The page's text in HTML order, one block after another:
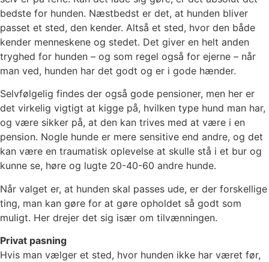
bedste for hunden. Næstbedst er det, at hunden bliver
passet et sted, den kender. Altså et sted, hvor den både
kender menneskene og stedet. Det giver en helt anden
tryghed for hunden – og som regel også for ejerne – når
man ved, hunden har det godt og er i gode hænder.
Selvfølgelig findes der også gode pensioner, men her er
det virkelig vigtigt at kigge på, hvilken type hund man har,
og være sikker på, at den kan trives med at være i en
pension. Nogle hunde er mere sensitive end andre, og det
kan være en traumatisk oplevelse at skulle stå i et bur og
kunne se, høre og lugte 20-40-60 andre hunde.
Når valget er, at hunden skal passes ude, er der forskellige
ting, man kan gøre for at gøre opholdet så godt som
muligt. Her drejer det sig især om tilvænningen.
Privat pasning
Hvis man vælger et sted, hvor hunden ikke har været før,